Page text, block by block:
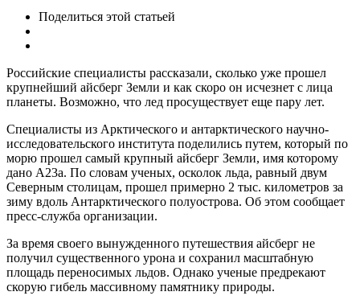
Поделиться этой статьей
Российские специалисты рассказали, сколько уже прошел
крупнейший айсберг Земли и как скоро он исчезнет с лица
планеты. Возможно, что лед просуществует еще пару лет.
Специалисты из Арктического и антарктического научно-
исследовательского института поделились путем, который по
морю прошел самый крупный айсберг Земли, имя которому
дано А23а. По словам ученых, осколок льда, равный двум
Северным столицам, прошел примерно 2 тыс. километров за
зиму вдоль Антарктического полуострова. Об этом сообщает
пресс-служба организации.
За время своего вынужденного путешествия айсберг не
получил существенного урона и сохранил масштабную
площадь переносимых льдов. Однако ученые предрекают
скорую гибель массивному памятнику природы.